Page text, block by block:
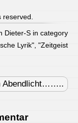
Dieter-S in category
Lyrik", "Zeitgeist
Abendlicht……..